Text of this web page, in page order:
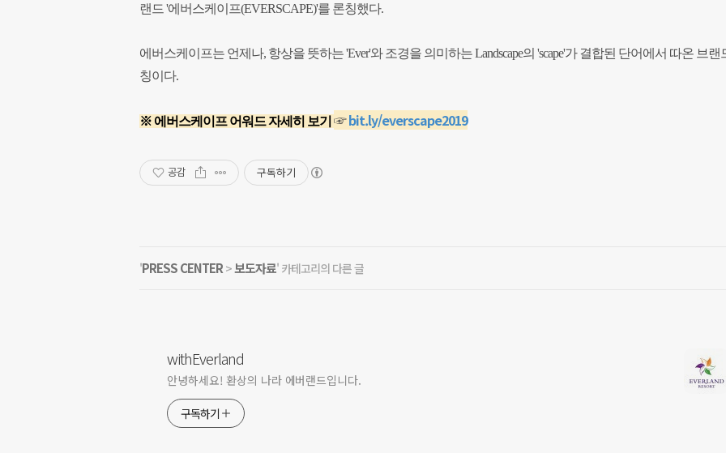
랜드 '에버스케이프(EVERSCAPE)'를 론칭했다.
에버스케이프는 언제나, 항상을 뜻하는 'Ever'와 조경을 의미하는 Landscape의 'scape'가 결합된 단어에서 따온 브랜
칭이다.
※ 에버스케이프 어워드 자세히 보기 ☞bit.ly/everscape2019
공감 구독하기
'PRESS CENTER>보도자료' 카테고리의 다른 글
withEverland
안녕하세요! 환상의 나라 에버랜드입니다.
구독하기